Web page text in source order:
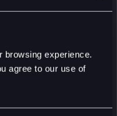
browsing experience.
agree to our use of
verloop van het
aan de verwachtingen. Dit
met meer dan 100%
tot machinist.
zien wat onze